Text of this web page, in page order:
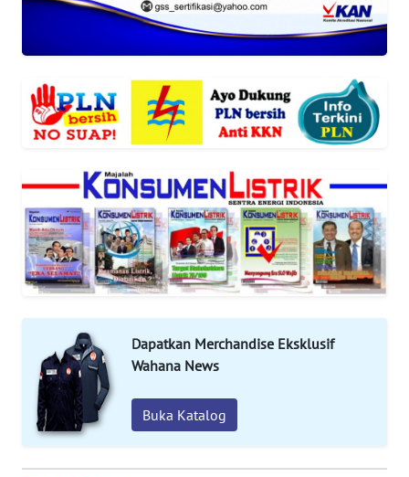
Dapatkan Merchandise Eksklusif
Wahana News
Buka Katalog
NET
PERAPKI
Informasi
INDEKS
BERITA
KONTAK
INFO
IKLAN